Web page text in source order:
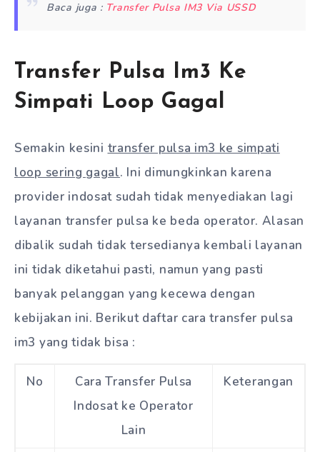
Baca juga : Transfer Pulsa IM3 Via USSD
Transfer Pulsa Im3 Ke
Simpati Loop Gagal
Semakin kesini transfer pulsa im3 ke simpati
loop sering gagal. Ini dimungkinkan karena
provider indosat sudah tidak menyediakan lagi
layanan transfer pulsa ke beda operator. Alasan
dibalik sudah tidak tersedianya kembali layanan
ini tidak diketahui pasti, namun yang pasti
banyak pelanggan yang kecewa dengan
kebijakan ini. Berikut daftar cara transfer pulsa
im3 yang tidak bisa :
No
Cara Transfer Pulsa
Indosat ke Operator
Lain
Keterangan